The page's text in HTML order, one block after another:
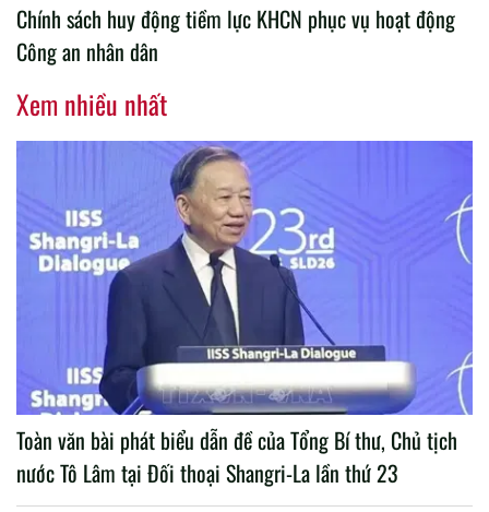
Chính sách huy động tiềm lực KHCN phục vụ hoạt động
Công an nhân dân
Xem nhiều nhất
Toàn văn bài phát biểu dẫn đề của Tổng Bí thư, Chủ tịch
nước Tô Lâm tại Đối thoại Shangri-La lần thứ 23